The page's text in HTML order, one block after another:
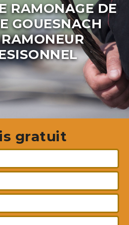
RAMONAGE DE
GOUESNACH
gratuit